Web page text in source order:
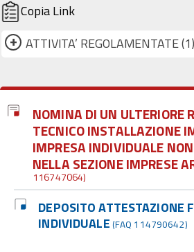
Copia Link
+ ATTIVITA’ REGOLAMENTATE (1)
NOMINA DI UN ULTERIORE
TECNICO INSTALLAZIONE
IMPRESA INDIVIDUALE
NELLA SEZIONE IMPRESE
116747064)
DEPOSITO ATTESTAZIONE
INDIVIDUALE (FAQ 114790642)